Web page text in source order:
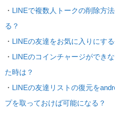
・ LINEで複数人トークの削除方
る？
・ LINEの友達をお気に入りにす
・ LINEのコインチャージができ
た時は？
・ LINEの友達リストの復元を
プを取っておけば可能になる？